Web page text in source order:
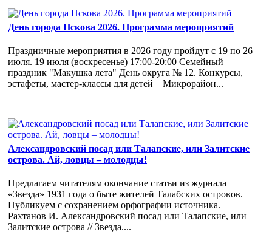
День города Пскова 2026. Программа мероприятий
Праздничные мероприятия в 2026 году пройдут с 19 по 26
июля. 19 июля (воскресенье) 17:00-20:00 Семейный
праздник "Макушка лета" День округа № 12. Конкурсы,
эстафеты, мастер-классы для детей Микрорайон...
Александровский посад или Талапские, или Залитские
острова. Ай, ловцы – молодцы!
Предлагаем читателям окончание статьи из журнала
«Звезда» 1931 года о быте жителей Талабских островов.
Публикуем с сохранением орфографии источника.
Рахтанов И. Александровский посад или Талапские, или
Залитские острова // Звезда....